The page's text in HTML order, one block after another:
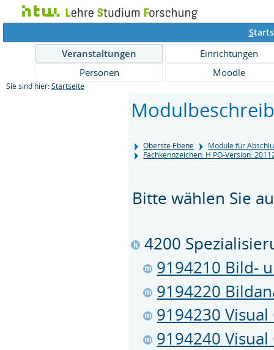
S
Veranstaltungen
Einrichtungen
Personen
Moodle
Sie sind hier: Startseite
Oberste Ebene
Module für
Fachkennzeichen: H PO-Version:
Bitte wählen Sie
4200
9194210 Bild-
9194220
9194230
9194240